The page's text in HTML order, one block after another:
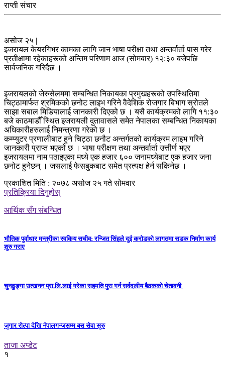
राप्ती संचार
असोज २५ |
इजरायल केयरगिभर कामका लागि जान भाषा परीक्षा तथा अन्तर्वार्ता पास गरेर
प्रतीक्षामा रहेकाहरूको अन्तिम परिणाम आज (सोमबार) १२:३० बजेपछि
सार्वजनिक गरिदैछ ।
इजरायलको जेरुसेलममा सम्बन्धित निकायका प्रमुखहरूको उपस्थितिमा
चिट्ठामार्फत श्रमिकको छनोट लाइभ गरिने वैदेशिक रोजगार बिभाग स्रोतले
साझा सबाल मिडियालाई जानकारी दिएको छ । यसै कार्यक्रमको लागि ११:३०
बजे काठमाडौँ स्थित इजरायली दुतावासले समेत नेपालका सम्बन्धित निकायका
अधिकारीहरुलाई निमन्त्रणा गरेको छ ।
कम्प्युटर प्रणालीबाट हुने चिट्ठा छनौट अन्तर्गतको कार्यक्रम लाइभ गरिने
जानकारी प्राप्त भएको छ । भाषा परीक्षण तथा अन्तर्वार्ता उत्तीर्ण भएर
इजरायलमा नाम पठाइएका मध्ये एक हजार ६०० जनामध्येबाट एक हजार जना
छनोट हुनेछन् । जसलाई फेसबुकबाट समेत प्रत्यक्ष हेर्न सकिनेछ ।
प्रकाशित मिति : २०७८ असोज २५ गते सोमवार
प्रतिक्रिया दिनुहोस्
आर्थिक सँग संबन्धित
भौतिक पुर्वाधार मन्त्रीका स्वकिय सचीव: रन्जित सिंहले दुई करोडको लागतमा सडक निर्माण कार्य
शुरु गराए
चुनढुङ्गा उत्खनन प्रा.लि.लाई गरेका सहमति पुरा गर्न सर्वदलीय बैठकको चेतावनी
जुगार रोल्पा देखि नेपालगन्जसम्म बस सेवा सुरु
ताजा अप्डेट
१